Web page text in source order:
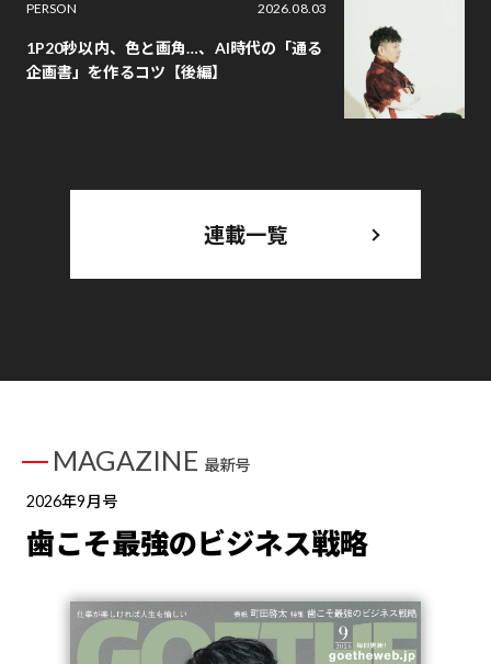
PERSON 2026.08.03
1P20秒以内、色と画角…、AI時代の「通る
企画書」を作るコツ【後編】
連載一覧
MAGAZINE 最新号
2026年9月号
歯こそ最強のビジネス戦略